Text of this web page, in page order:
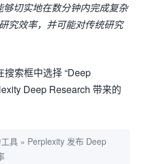
切实地在数分钟内完成复杂
究效率，并可能对传统研究
索框中选择 “Deep
Deep Research 带来的
具 » Perplexity 发布 Deep